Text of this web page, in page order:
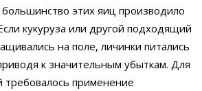
этих яиц производило
кукуруза или другой подходящий
на поле, личинки питались
к значительным убыткам. Для
требовалось применение